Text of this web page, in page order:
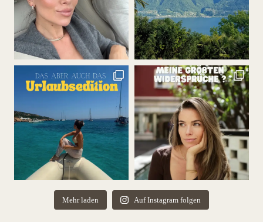
Mehr laden Auf Instagram folgen